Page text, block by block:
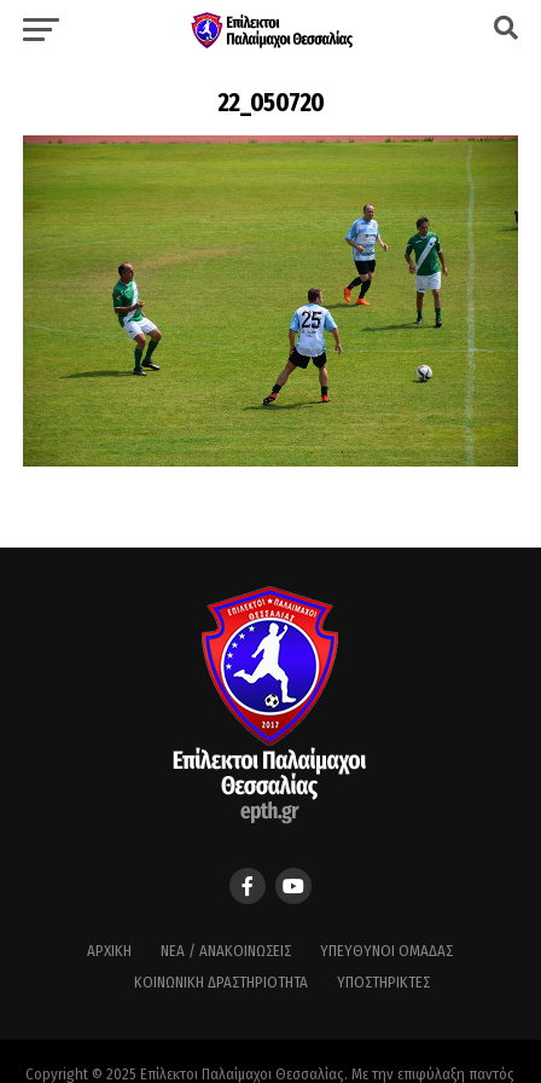
22_050720
ΑΡΧΙΚΉ ΝΈΑ / ΑΝΑΚΟΙΝΏΣΕΙΣ
ΥΠΕΎΘΥΝΟΙ ΟΜΆΔΑΣ
ΚΟΙΝΩΝΙΚΉ ΔΡΑΣΤΗΡΙΌΤΗΤΑ
ΥΠΟΣΤΗΡΙΚΤΈΣ
Copyright © 2025 Επίλεκτοι Παλαίμαχοι Θεσσαλίας. Με την επιφύλαξη παντός